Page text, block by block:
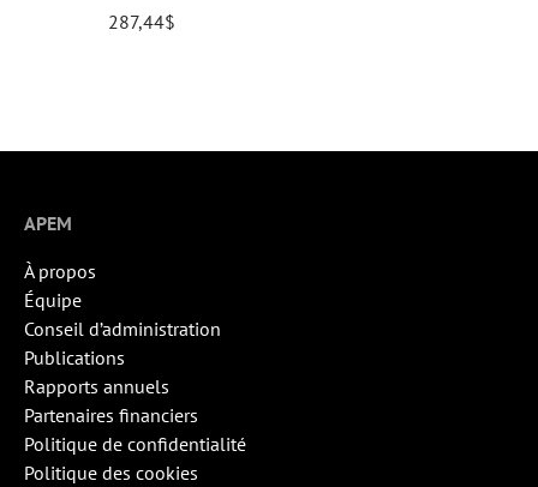
287,44$
APEM
À propos
Équipe
Conseil d’administration
Publications
Rapports annuels
Partenaires financiers
Politique de confidentialité
Politique des cookies